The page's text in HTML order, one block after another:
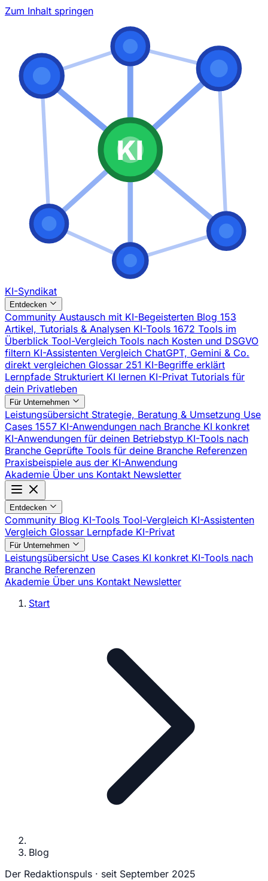
Zum Inhalt springen
KI
KI-Syndikat
Entdecken
Community Austausch mit KI-Begeisterten Blog 153
Artikel, Tutorials & Analysen KI-Tools 1672 Tools im
Überblick Tool-Vergleich Tools nach Kosten und DSGVO
filtern KI-Assistenten Vergleich ChatGPT, Gemini & Co.
direkt vergleichen Glossar 251 KI-Begriffe erklärt
Lernpfade Strukturiert KI lernen KI-Privat Tutorials für
dein Privatleben
Für Unternehmen
Leistungsübersicht Strategie, Beratung & Umsetzung Use
Cases 1557 KI-Anwendungen nach Branche KI konkret
KI-Anwendungen für deinen Betriebstyp KI-Tools nach
Branche Geprüfte Tools für deine Branche Referenzen
Praxisbeispiele aus der KI-Anwendung
Akademie Über uns Kontakt Newsletter
Entdecken
Community Blog KI-Tools Tool-Vergleich KI-Assistenten
Vergleich Glossar Lernpfade KI-Privat
Für Unternehmen
Leistungsübersicht Use Cases KI konkret KI-Tools nach
Branche Referenzen
Akademie Über uns Kontakt Newsletter
Start
Blog
Der Redaktionspuls · seit September 2025